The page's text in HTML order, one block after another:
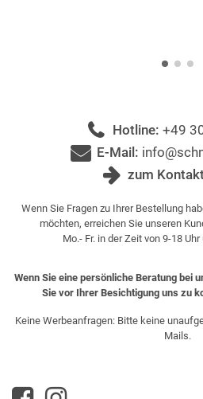
Hotline: +49
E-Mail:
zum
Wenn Sie Fragen zu Ihrer Bestellung
möchten, erreichen Sie unseren
Mo.- Fr. in der Zeit von 9-18
Wenn Sie eine persönliche Beratung bei
Sie vor Ihrer Besichtigung uns zu
Keine Werbeanfragen: Bitte keine
Mails.